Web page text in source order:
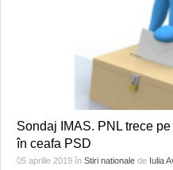
JOCURI ONLINE
DIVERSE
FARMACII DIN
HARTA TIMIŞOAREI
Sondaj IMAS. PNL trece
în ceafa PSD
05 aprilie 2019 în Stiri nationale de Iulia